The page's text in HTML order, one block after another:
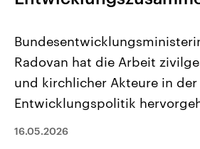
Landtagswahl Sachsen-Anhalt
2026
Alle Informationen
Sachsen-Anhalt wählt am 6.
Landtag. Seit 2021 wird das
Radovan hat die Arbeit
und kirchlicher Akteure in der
Entwicklungspolitik
16.05.2026